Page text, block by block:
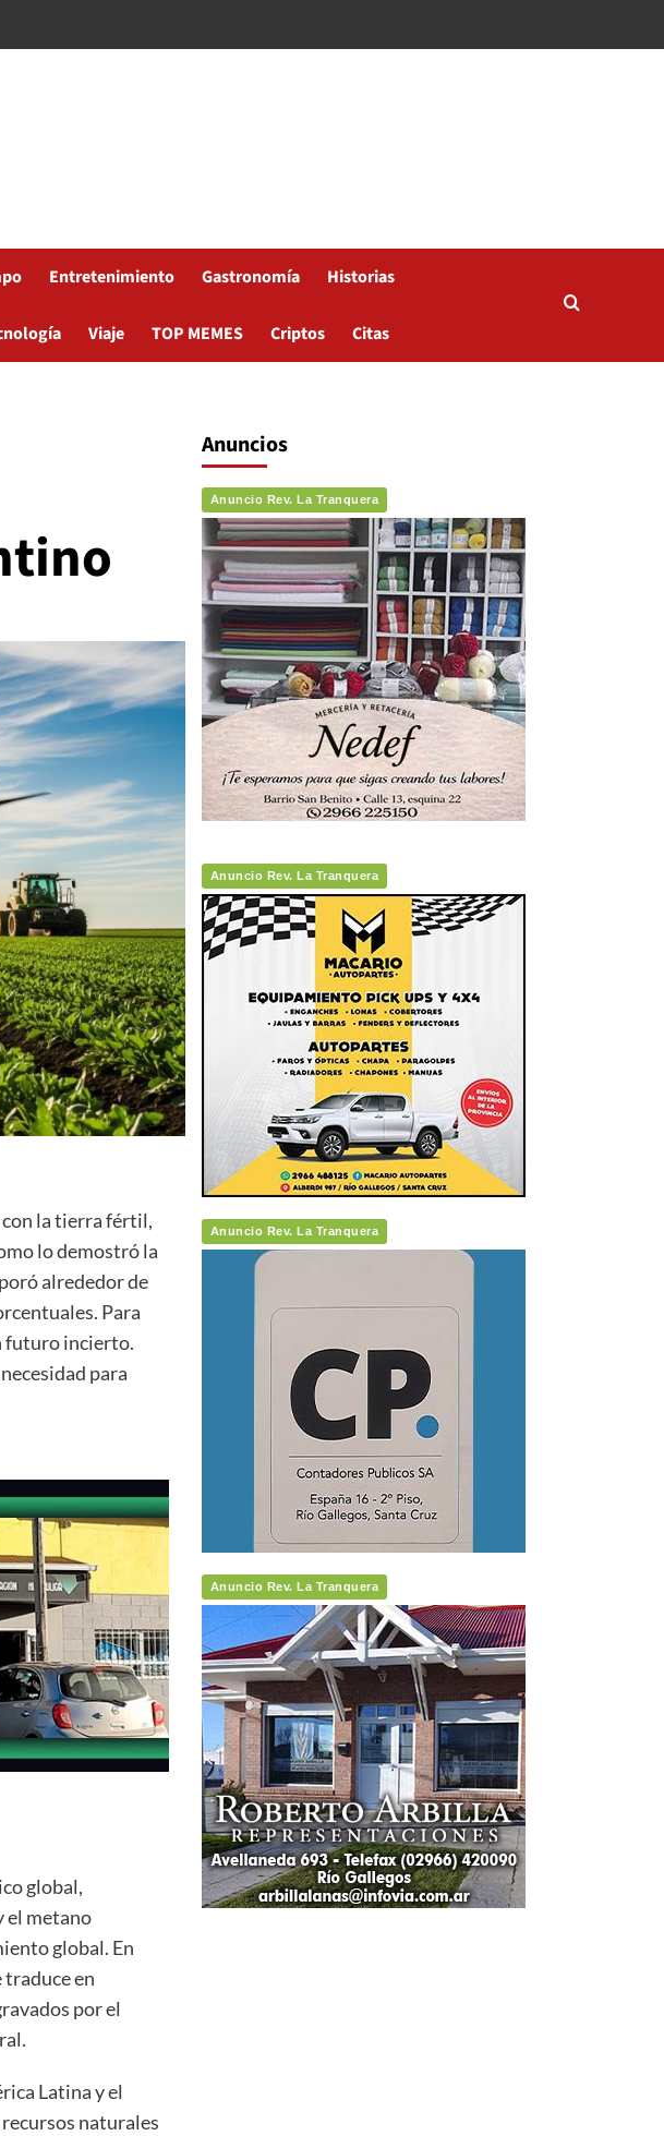
Entretenimiento Gastronomía Historias
Viaje TOP MEMES Criptos Citas
con la tierra fértil,
lo demostró la
alrededor de
Para
futuro incierto.
para
global,
el metano
global. En
traduce en
por el
Latina y el
naturales
Anuncios
Anuncio Rev. La Tranquera
Anuncio Rev. La Tranquera
Anuncio Rev. La Tranquera
Anuncio Rev. La Tranquera